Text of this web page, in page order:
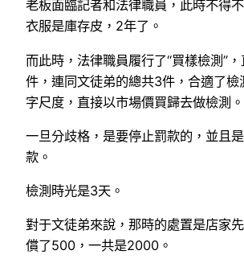
老板面臨記者和法律職員，此時不得
衣服是庫存皮，2年了。
而此時，法律職員履行了“買樣檢測”
件，連同文徒弟的總共3件，合適了檢
字尺度，直接以市場價買歸去做檢測。
一旦分歧格，是要停止罰款的，並且
款。
檢測時光是3天。
對于文徒弟來說，那時的處置是店家
償了500，一共是2000。